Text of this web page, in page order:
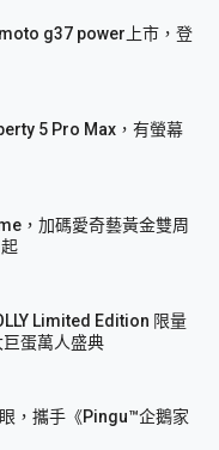
g37 power上市，登
5 Pro Max，有螢幕
，加碼愛奇藝黃金雙周
Limited Edition 限量
蛋萬人盛典
，攜手《Pingu™企鵝家